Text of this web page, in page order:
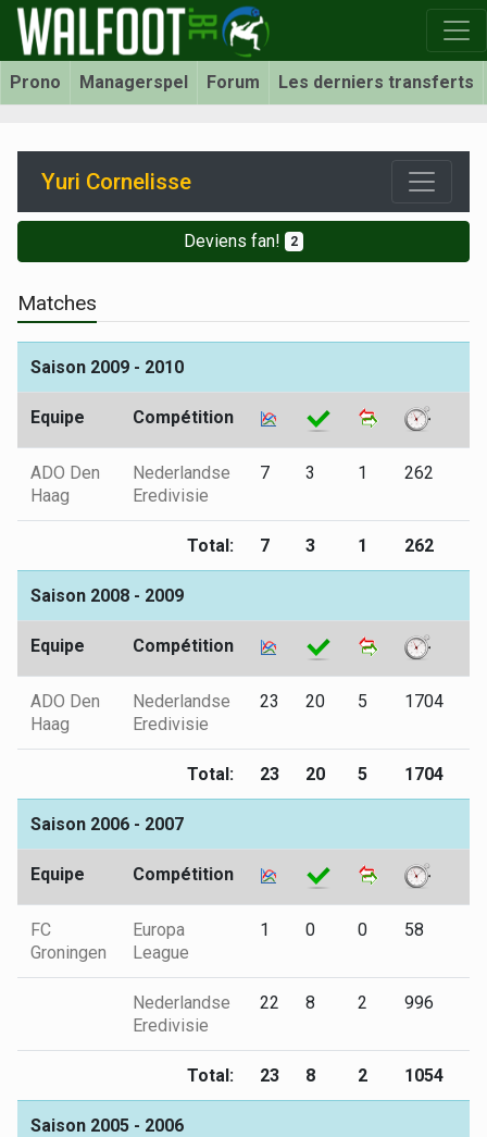
Prono Managerspel Forum Les derniers transferts
Yuri Cornelisse
Deviens fan! 2
Matches
Saison 2009 - 2010
Equipe Compétition
ADO Den
Haag
Nederlandse
Eredivisie
7 3 1 262
Total: 7 3 1 262
Saison 2008 - 2009
Equipe Compétition
ADO Den
Haag
Nederlandse
Eredivisie
23 20 5 1704
Total: 23 20 5 1704
Saison 2006 - 2007
Equipe Compétition
FC
Groningen
Europa
League
1 0 0 58
Nederlandse
Eredivisie
22 8 2 996
Total: 23 8 2 1054
Saison 2005 - 2006